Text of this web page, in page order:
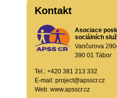
Kontakt
Asociace
sociálních
Vančurova
390 01 Tábor
Tel.: +420 381 213 332
E-mail: project@apsscr.cz
Web: www.apsscr.cz